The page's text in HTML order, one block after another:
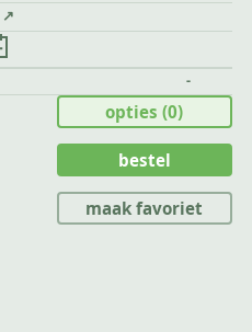
-
opties(0)
bestel
maak favoriet